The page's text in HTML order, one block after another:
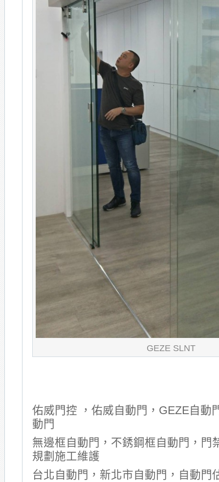
GEZE SLNT
佑威門控 ，佑威自動門，GEZE自動
動門
無邊框自動門，不銹鋼框自動門，門
規劃施工維護
台北自動門，新北市自動門，自動門